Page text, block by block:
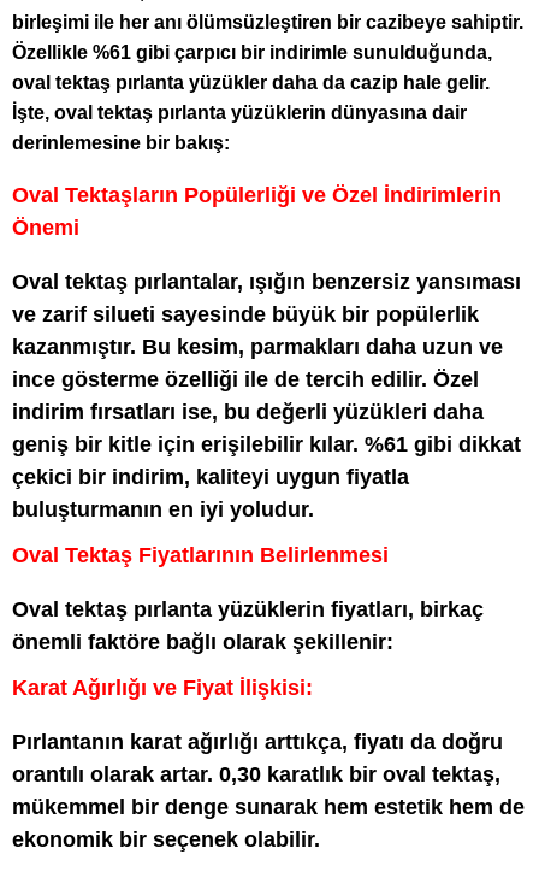
birleşimi ile her anı ölümsüzleştiren bir cazibeye sahiptir.
Özellikle %61 gibi çarpıcı bir indirimle sunulduğunda,
oval tektaş pırlanta yüzükler daha da cazip hale gelir.
İşte, oval tektaş pırlanta yüzüklerin dünyasına dair
derinlemesine bir bakış:
Oval Tektaşların Popülerliği ve Özel İndirimlerin
Önemi
Oval tektaş pırlantalar, ışığın benzersiz yansıması
ve zarif silueti sayesinde büyük bir popülerlik
kazanmıştır. Bu kesim, parmakları daha uzun ve
ince gösterme özelliği ile de tercih edilir. Özel
indirim fırsatları ise, bu değerli yüzükleri daha
geniş bir kitle için erişilebilir kılar. %61 gibi dikkat
çekici bir indirim, kaliteyi uygun fiyatla
buluşturmanın en iyi yoludur.
Oval Tektaş Fiyatlarının Belirlenmesi
Oval tektaş pırlanta yüzüklerin fiyatları, birkaç
önemli faktöre bağlı olarak şekillenir:
Karat Ağırlığı ve Fiyat İlişkisi:
Pırlantanın karat ağırlığı arttıkça, fiyatı da doğru
orantılı olarak artar. 0,30 karatlık bir oval tektaş,
mükemmel bir denge sunarak hem estetik hem de
ekonomik bir seçenek olabilir.